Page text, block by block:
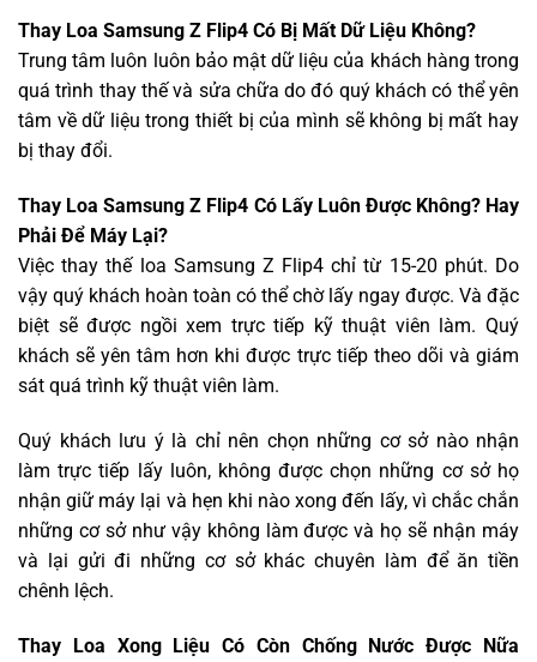
Thay Loa Samsung Z Flip4 Có Bị Mất Dữ Liệu Không?
Trung tâm luôn luôn bảo mật dữ liệu của khách hàng trong
quá trình thay thế và sửa chữa do đó quý khách có thể yên
tâm về dữ liệu trong thiết bị của mình sẽ không bị mất hay
bị thay đổi.
Thay Loa Samsung Z Flip4 Có Lấy Luôn Được Không? Hay
Phải Để Máy Lại?
Việc thay thế loa Samsung Z Flip4 chỉ từ 15-20 phút. Do
vậy quý khách hoàn toàn có thể chờ lấy ngay được. Và đặc
biệt sẽ được ngồi xem trực tiếp kỹ thuật viên làm. Quý
khách sẽ yên tâm hơn khi được trực tiếp theo dõi và giám
sát quá trình kỹ thuật viên làm.
Quý khách lưu ý là chỉ nên chọn những cơ sở nào nhận
làm trực tiếp lấy luôn, không được chọn những cơ sở họ
nhận giữ máy lại và hẹn khi nào xong đến lấy, vì chắc chắn
những cơ sở như vậy không làm được và họ sẽ nhận máy
và lại gửi đi những cơ sở khác chuyên làm để ăn tiền
chênh lệch.
Thay Loa Xong Liệu Có Còn Chống Nước Được Nữa